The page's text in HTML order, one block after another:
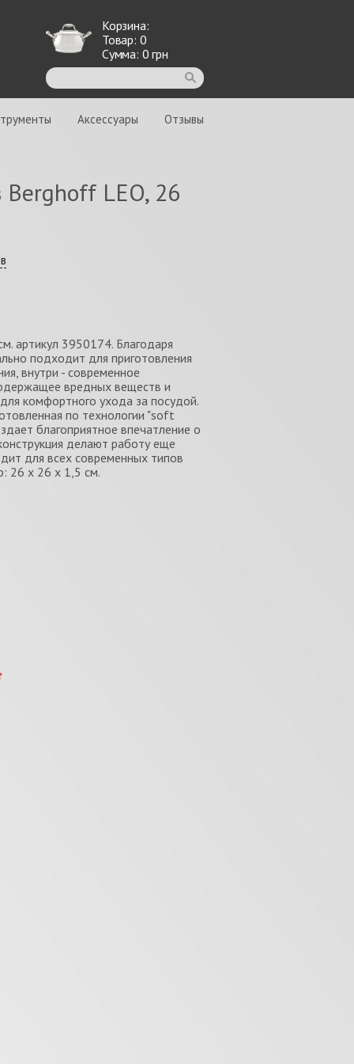
Корзина:
Товар: 0
Сумма: 0 грн
Аксессуары Отзывы
LEO, 26
артикул 3950174. Благодаря
подходит для приготовления
внутри - современное
вредных веществ и
комфортного ухода за посудой.
по технологии "soft
благоприятное впечатление о
делают работу еще
для всех современных типов
26 x 26 x 1,5 см.